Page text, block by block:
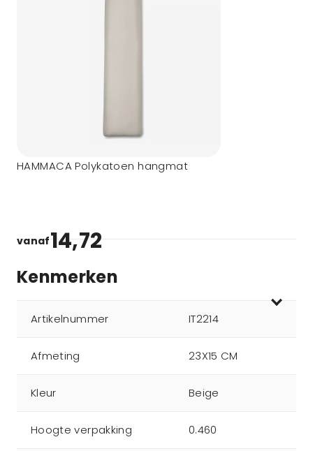
HAMMACA Polykatoen hangmat
vanaf14,72
Kenmerken
Artikelnummer IT2214
Afmeting 23X15 CM
Kleur Beige
Hoogte verpakking 0.460